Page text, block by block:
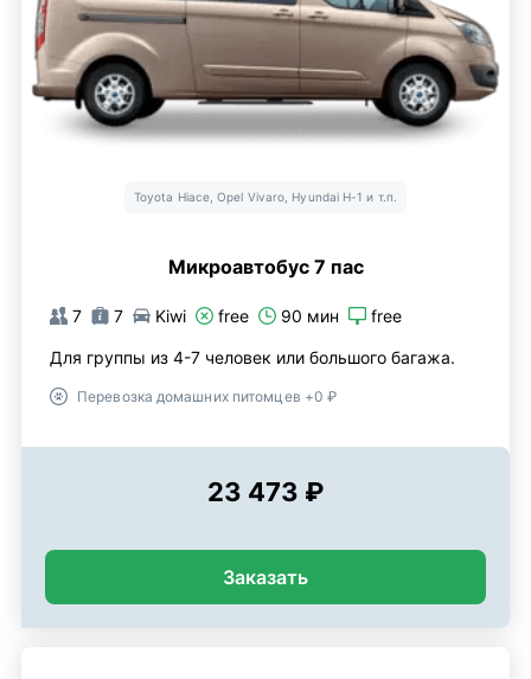
Toyota Hiace, Opel Vivaro, Hyundai H-1 и т.п.
Микроавтобус 7 пас
7 7 Kiwi free 90 мин free
Для группы из 4-7 человек или большого багажа.
Перевозка домашних питомцев +0 ₽
23 473 ₽
Заказать